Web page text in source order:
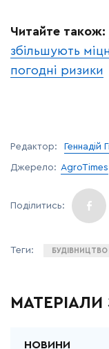
Читайте також:
збільшують
погодні ризики
Редактор: Геннадій
Джерело: AgroTimes